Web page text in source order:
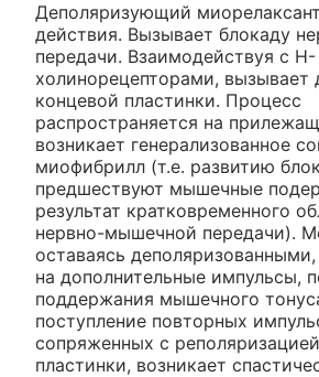
Деполяризующий
действия. Вызывает блокаду
передачи. Взаимодействуя с H-
холинорецепторами, вызывает
концевой пластинки. Процесс
распространяется на
возникает генерализованное
миофибрилл (т.е. развитию
предшествуют мышечные
результат кратковременного
нервно-мышечной передачи).
оставаясь
на дополнительные импульсы,
поддержания мышечного
поступление повторных
сопряженных с
пластинки, возникает